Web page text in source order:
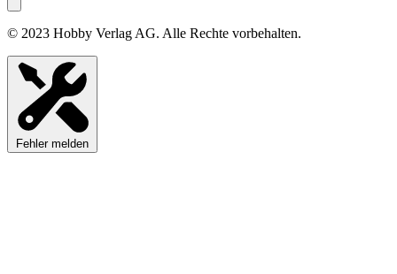
© 2023 Hobby Verlag AG. Alle Rechte vorbehalten.
Fehler melden